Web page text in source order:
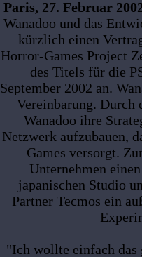
Paris, 27. Februar
Wanadoo und das
kürzlich einen
Horror-Games Project
des Titels für die
September 2002 an.
Vereinbarung. Durch
Wanadoo ihre
Netzwerk aufzubauen,
Games versorgt.
Unternehmen
japanischen Studio
Partner Tecmos ein
"Ich wollte einfach das